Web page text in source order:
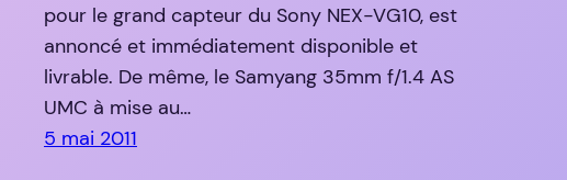
pour le grand capteur du Sony NEX-VG10, est
annoncé et immédiatement disponible et
livrable. De même, le Samyang 35mm f/1.4 AS
UMC à mise au…
5 mai 2011